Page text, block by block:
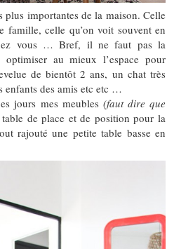
plus importantes de la maison. Celle
famille, celle qu’on voit souvent en
vous … Bref, il ne faut pas la
au mieux l’espace pour
de bientôt 2 ans, un chat très
enfants des amis etc etc …
jours mes meubles (faut dire que
de place et de position pour la
rajouté une petite table basse en